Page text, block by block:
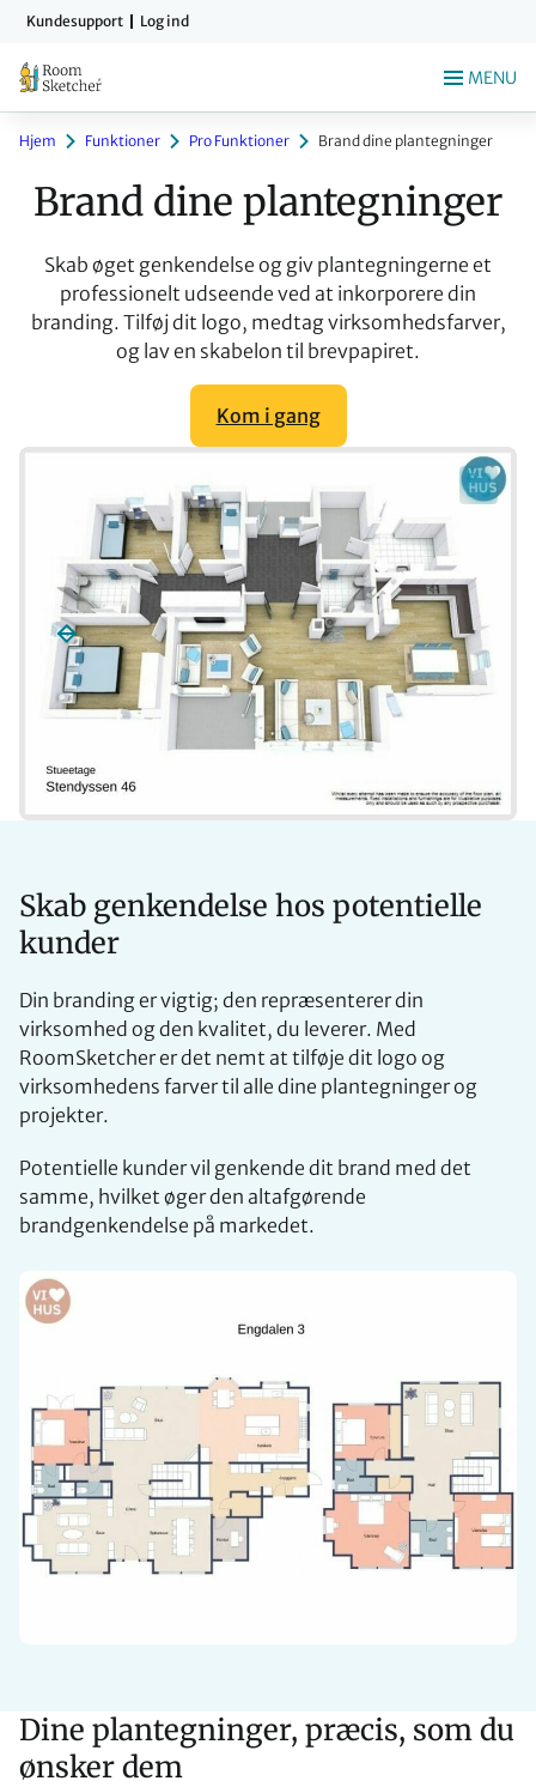
indholdet
Kundesupport Log ind
MENU
Hjem Funktioner Pro Funktioner Brand dine plantegninger
Brand dine plantegninger
Skab øget genkendelse og giv plantegningerne et
professionelt udseende ved at inkorporere din
branding. Tilføj dit logo, medtag virksomhedsfarver,
og lav en skabelon til brevpapiret.
Kom i gang
Skab genkendelse hos potentielle
kunder
Din branding er vigtig; den repræsenterer din
virksomhed og den kvalitet, du leverer. Med
RoomSketcher er det nemt at tilføje dit logo og
virksomhedens farver til alle dine plantegninger og
projekter.
Potentielle kunder vil genkende dit brand med det
samme, hvilket øger den altafgørende
brandgenkendelse på markedet.
Dine plantegninger, præcis, som du
ønsker dem